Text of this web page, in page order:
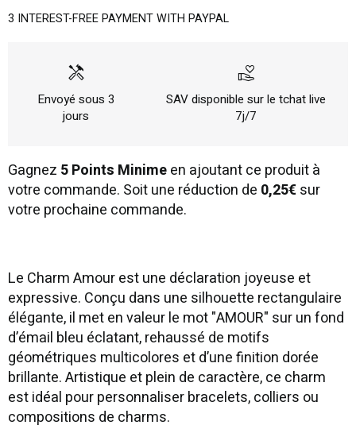
3 INTEREST-FREE PAYMENT WITH PAYPAL
handyman
Envoyé sous 3
jours
volunteer_activism
SAV disponible sur le tchat live
7j/7
Gagnez 5 Points Minimeen ajoutant ce produit à
votre commande. Soit une réduction de 0,25€sur
votre prochaine commande.
Le Charm Amour est une déclaration joyeuse et
expressive. Conçu dans une silhouette rectangulaire
élégante, il met en valeur le mot "AMOUR" sur un fond
d’émail bleu éclatant, rehaussé de motifs
géométriques multicolores et d’une finition dorée
brillante. Artistique et plein de caractère, ce charm
est idéal pour personnaliser bracelets, colliers ou
compositions de charms.